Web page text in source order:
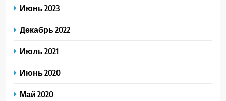
Июнь 2023
Декабрь 2022
Июль 2021
Июнь 2020
Май 2020